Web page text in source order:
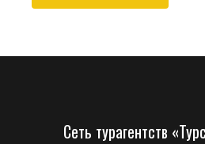
Сеть турагентств